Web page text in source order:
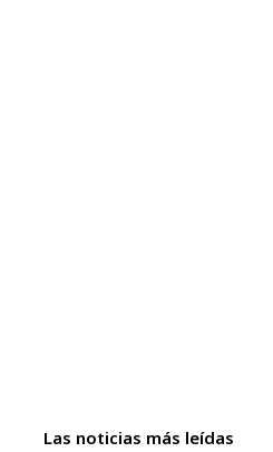
Las noticias más leídas